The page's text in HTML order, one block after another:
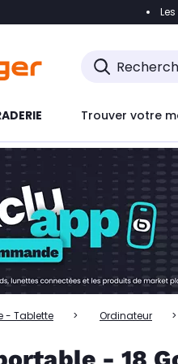
Accéder
Trouver votre
- Tablette Ordinateur